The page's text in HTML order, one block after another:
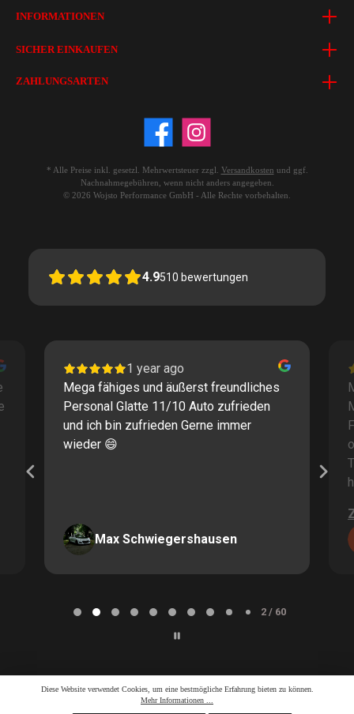
INFORMATIONEN
SICHER EINKAUFEN
ZAHLUNGSARTEN
* Alle Preise inkl. gesetzl. Mehrwertsteuer zzgl. Versandkosten und ggf.
Nachnahmegebühren, wenn nicht anders angegeben.
© 2026 Wojsto Performance GmbH - Alle Rechte vorbehalten.
Diese Website verwendet Cookies, um eine bestmögliche Erfahrung bieten zu können.
Mehr Informationen ...
4.9510 bewertungen
1 year ago
Mega fähiges und äußerst freundliches
Personal Glatte 11/10 Auto zufrieden
und ich bin zufrieden Gerne immer
wieder 😄
Max Schwiegershausen
2 / 60